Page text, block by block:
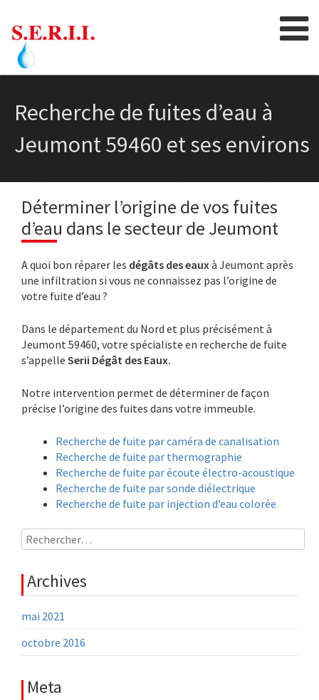
Recherche de fuites d’eau à
Jeumont 59460 et ses environs
Déterminer l’origine de vos fuites
d’eau dans le secteur de Jeumont
A quoi bon réparer les dégâts des eauxà Jeumont après
une infiltration si vous ne connaissez pas l’origine de
votre fuite d’eau ?
Dans le département du Nord et plus précisément à
Jeumont 59460, votre spécialiste en recherche de fuite
s’appelle Serii Dégât des Eaux.
Notre intervention permet de déterminer de façon
précise l’origine des fuites dans votre immeuble.
Recherche de fuite par caméra de canalisation
Recherche de fuite par thermographie
Recherche de fuite par écoute électro-acoustique
Recherche de fuite par sonde diélectrique
Recherche de fuite par injection d’eau colorée
Rechercher :
Archives
mai 2021
octobre 2016
Meta